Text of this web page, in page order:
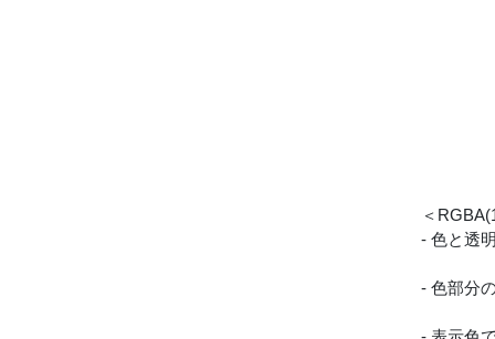
＜
- 色と透
- 色部分